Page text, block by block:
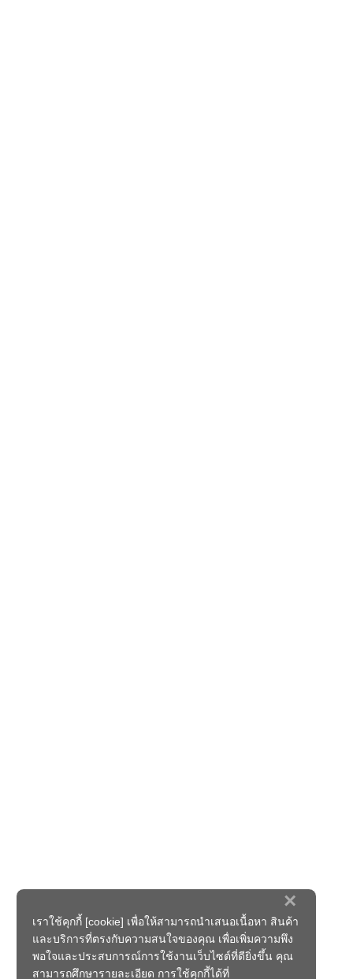
×
เราใช้คุกกี้ [cookie] เพื่อให้สามารถนำเสนอเนื้อหา สินค้า
และบริการที่ตรงกับความสนใจของคุณ เพื่อเพิ่มความพึง
พอใจและประสบการณ์การใช้งานเว็บไซต์ที่ดียิ่งขึ้น คุณ
สามารถศึกษารายละเอียด การใช้คุกกี้ได้ที่